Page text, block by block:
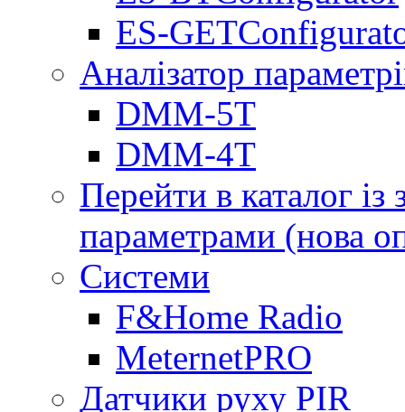
ES-
Аналізатор
DMM-5T
DMM-4T
Перейти в каталог
параметрами (нова
Системи
F&Home Radio
MeternetPRO
Датчики руху PIR